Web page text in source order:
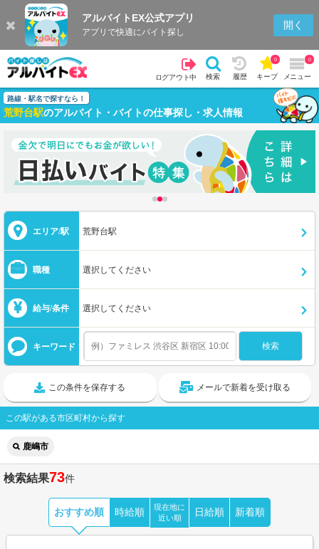
アルバイトEX公式アプリ
アプリで快適にバイト探し
開く
ログアウト中 検索 履歴 キープ
0
メニュー
0
路線・駅名で探すなら！
荒野台駅のアルバイト・バイトの仕事探し・求人情報
エリア/駅 荒野台駅
職種 選択してください
給与/条件 選択してください
キーワード
この条件を保存する メールで新着を受け取る
この駅がある市区町村から探す
鹿嶋市
検索結果73件
おすすめ順 時給順
現在地に
近い順
日給順 新着順